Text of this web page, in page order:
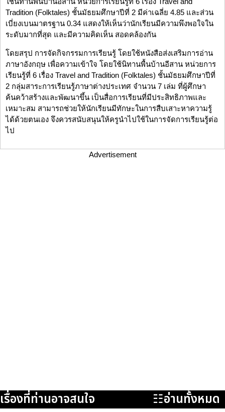
Tradition (Folktales) ชั้นมัธยมศึกษาปีที่ 2 มีค่าเฉลี่ย 4.85 และส่วน
เบี่ยงเบนมาตรฐาน 0.34 แสดงให้เห็นว่านักเรียนมีความพึงพอใจใน
ระดับมากที่สุด และมีความคิดเห็น สอดคล้องกัน
โดยสรุป การจัดกิจกรรมการเรียนรู้ โดยใช้หนังสือส่งเสริมการอ่าน
ภาษาอังกฤษ เพื่อความเข้าใจ โดยใช้นิทานพื้นบ้านอีสาน หน่วยการ
เรียนรู้ที่ 6 เรื่อง Travel and Tradition (Folktales) ชั้นมัธยมศึกษาปีที่
2 กลุ่มสาระการเรียนรู้ภาษาต่างประเทศ จำนวน 7 เล่ม ที่ผู้ศึกษา
ค้นคว้าสร้างและพัฒนาขึ้น เป็นสื่อการเรียนที่มีประสิทธิภาพและ
เหมาะสม สามารถช่วยให้นักเรียนมีทักษะในการสืบเสาะหาความรู้
ได้ด้วยตนเอง จึงควรสนับสนุนให้ครูนำไปใช้ในการจัดการเรียนรู้ต่อ
ไป
Advertisement
เรื่องที่ท่านอาจสนใจ ☷อ่านทั้งหมด